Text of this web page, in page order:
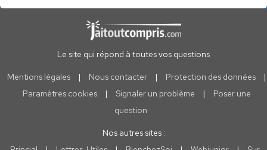
Le site qui répond à toutes vos questions
Mentions légales | Nous contacter | Protection des données
|
Paramètres cookies
| Signaler un problème |
Poser une
question
Nos autres sites :